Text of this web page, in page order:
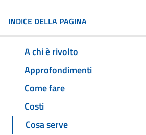
INDICE DELLA PAGINA
A chi è rivolto
Approfondimenti
Come fare
Costi
Cosa serve